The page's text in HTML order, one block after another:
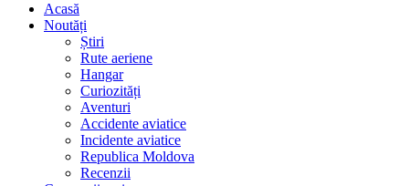
Acasă
Noutăți
Știri
Rute aeriene
Hangar
Curiozități
Aventuri
Accidente aviatice
Incidente aviatice
Republica Moldova
Recenzii